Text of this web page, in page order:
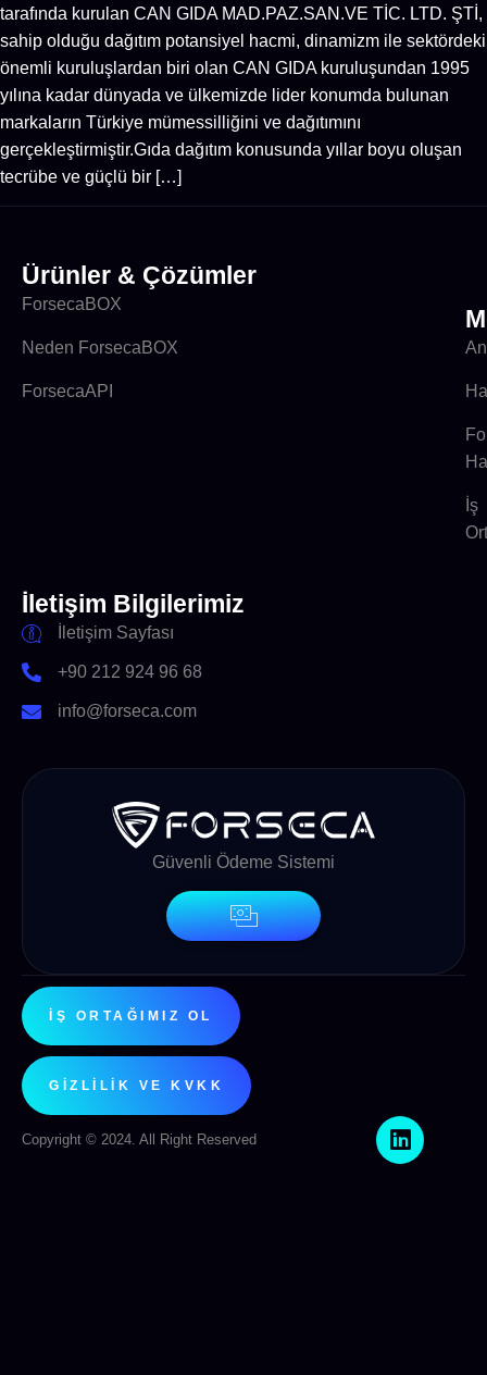
tarafında kurulan CAN GIDA MAD.PAZ.SAN.VE TİC. LTD. ŞTİ,
sahip olduğu dağıtım potansiyel hacmi, dinamizm ile sektördeki
önemli kuruluşlardan biri olan CAN GIDA kuruluşundan 1995
yılına kadar dünyada ve ülkemizde lider konumda bulunan
markaların Türkiye mümessilliğini ve dağıtımını
gerçekleştirmiştir.Gıda dağıtım konusunda yıllar boyu oluşan
tecrübe ve güçlü bir […]
Ürünler & Çözümler
ForsecaBOX
Neden ForsecaBOX
ForsecaAPI
İş
İletişim Bilgilerimiz
İletişim Sayfası
+90 212 924 96 68
info@forseca.com
Güvenli Ödeme Sistemi
İŞ ORTAĞIMIZ OL
GIZLILIK VE KVKK
Copyright © 2024. All Right Reserved